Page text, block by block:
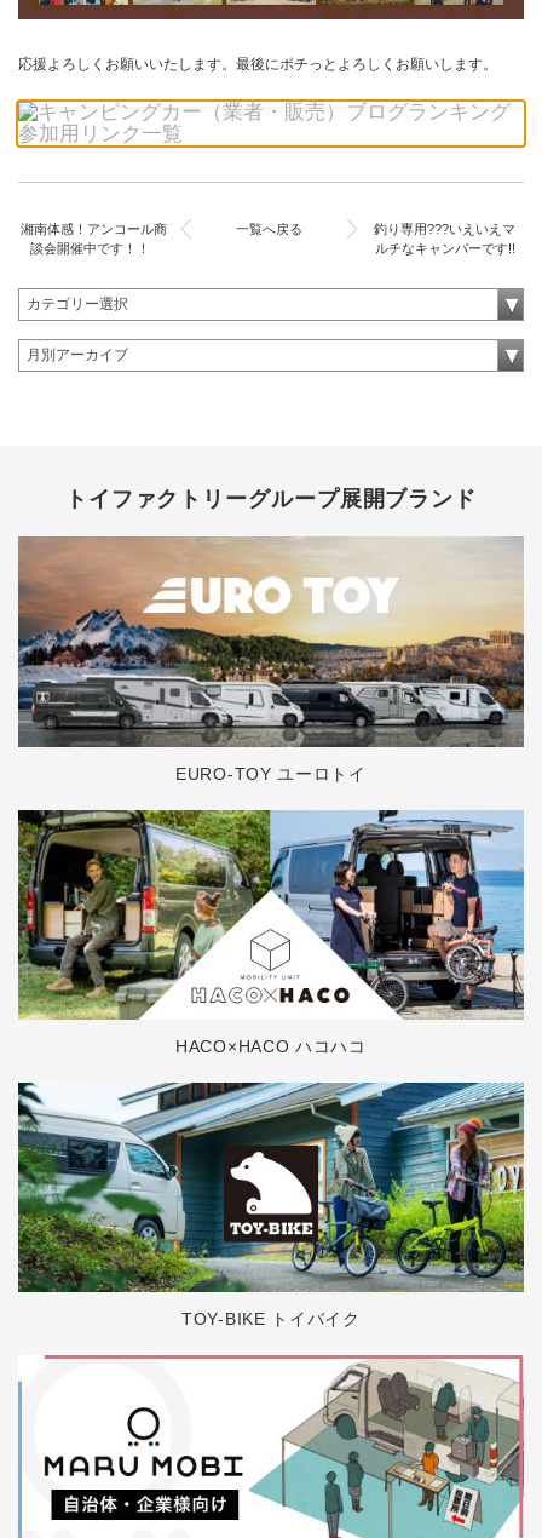
応援よろしくお願いいたします。最後にポチっとよろしくお願いします。
湘南体感！アンコール商
談会開催中です！！
一覧へ戻る
釣り専用???いえいえマ
ルチなキャンパーです!!
トイファクトリーグループ展開ブランド
EURO-TOY ユーロトイ
HACO×HACO ハコハコ
TOY-BIKE トイバイク